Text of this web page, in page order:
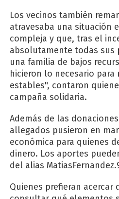
Los vecinos también
atravesaba una situación
compleja y que, tras el
absolutamente todas sus
una familia de bajos
hicieron lo necesario para
estables", contaron
campaña solidaria.
Además de las
allegados pusieron en
económica para quienes
dinero. Los aportes
del alias
Quienes prefieran acercar